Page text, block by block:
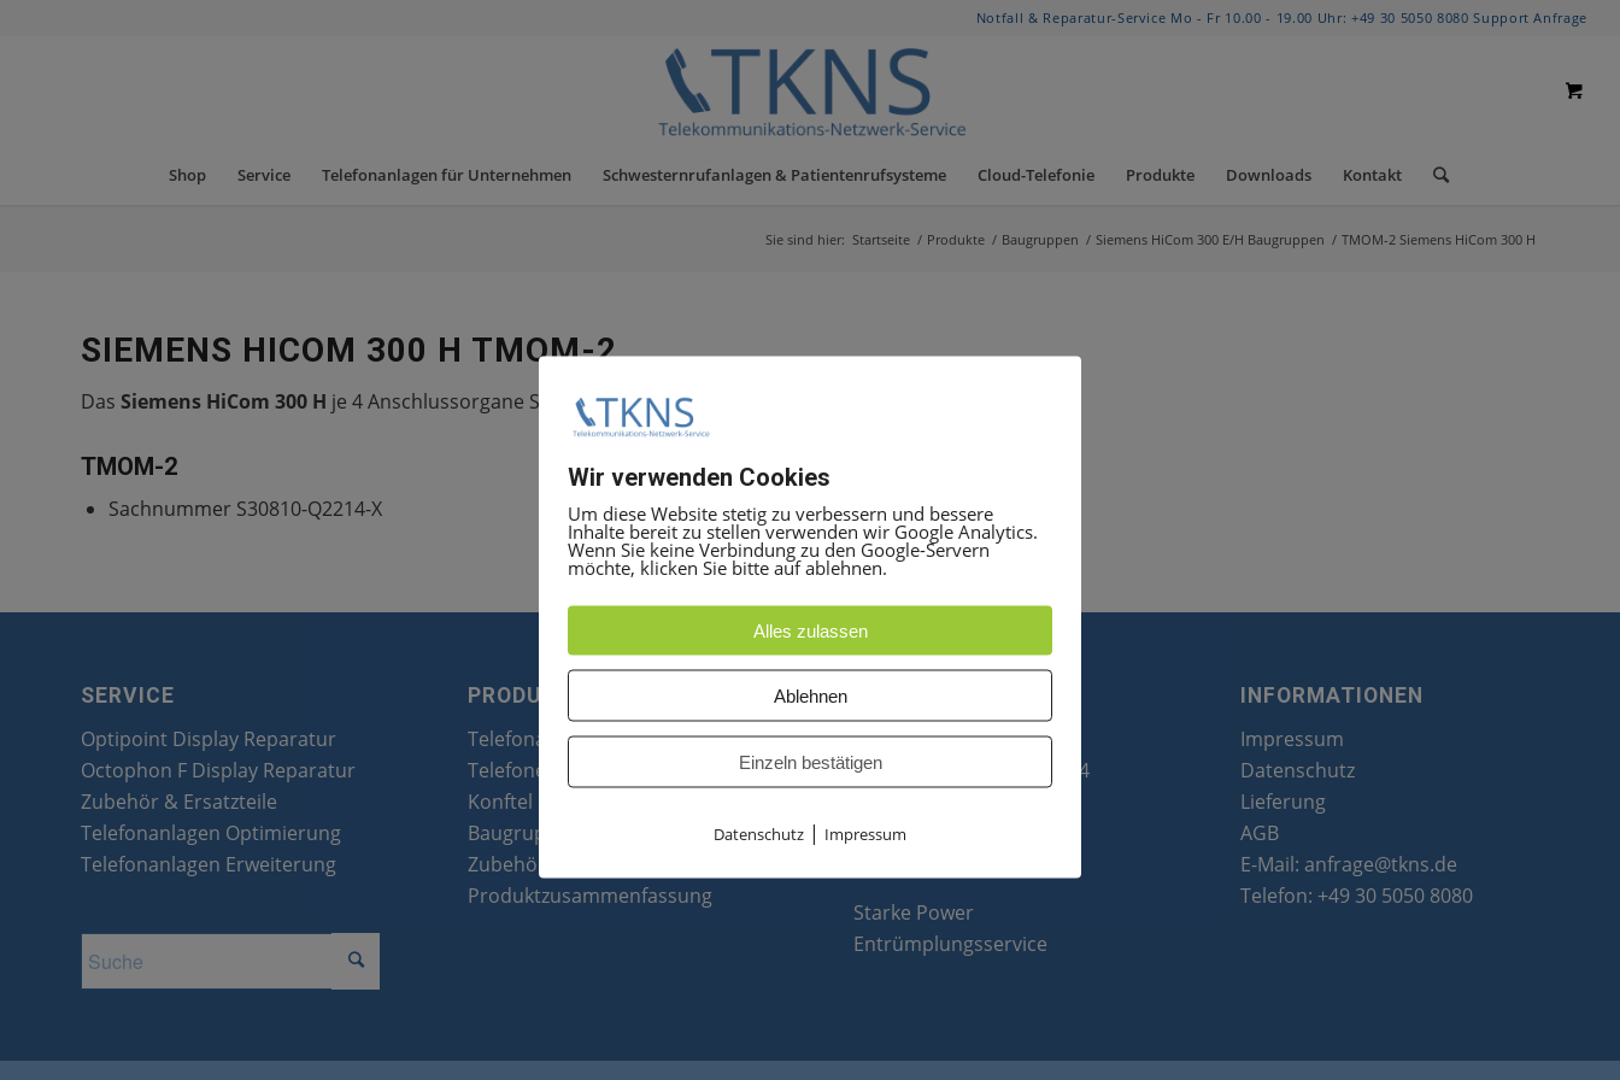
Notfall & Reparatur-Service Mo - Fr 10.00 - 19.00 Uhr: +49 30 5050 8080 Support Anfrage
Shop Service Telefonanlagen für Unternehmen Schwesternrufanlagen & Patientenrufsysteme Cloud-Telefonie Produkte Downloads Kontakt
Sie sind hier: Startseite / Produkte / Baugruppen / Siemens HiCom 300 E/H Baugruppen / TMOM-2 Siemens HiCom 300 H
SIEMENS HICOM 300 H TMOM-2
Das Siemens HiCom 300 H je 4 Anschlussorgane Sondereinrichtungen (Personensuche).
TMOM-2
Sachnummer S30810-Q2214-X
SERVICE
Optipoint Display Reparatur
Octophon F Display Reparatur
Zubehör & Ersatzteile
Telefonanlagen Optimierung
Telefonanlagen Erweiterung
PRODUKTE
Telefonanlagen
Telefone
Konftel Konferenztelefone
Baugruppen
Zubehör & Ersatzteile
Produktzusammenfassung
optiPoint 500
Telefonanlagen Service 24
Octopus F
Starke Power
Entrümplungsservice
INFORMATIONEN
Impressum
Datenschutz
Lieferung
AGB
E-Mail: anfrage@tkns.de
Telefon: +49 30 5050 8080
Wir verwenden Cookies
Um diese Website stetig zu verbessern und bessere
Inhalte bereit zu stellen verwenden wir Google Analytics.
Wenn Sie keine Verbindung zu den Google-Servern
möchte, klicken Sie bitte auf ablehnen.
Alles zulassen
Ablehnen
Einzeln bestätigen
Datenschutz | Impressum